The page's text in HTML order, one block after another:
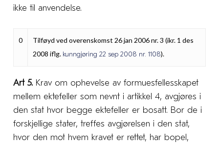
ikke til anvendelse.
0
Tilføyd ved overenskomst 26 jan 2006 nr. 3 (ikr. 1 des
2008 iflg. kunngjøring 22 sep 2008 nr. 1108).
Art 5.Krav om ophevelse av formuesfellesskapet
mellem ektefeller som nevnt i artikkel 4, avgjøres i
den stat hvor begge ektefeller er bosatt. Bor de i
forskjellige stater, treffes avgjørelsen i den stat,
hvor den mot hvem kravet er rettet, har bopel,